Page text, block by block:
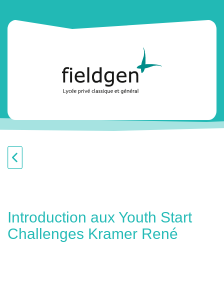
Introduction aux Youth Start
Challenges Kramer René